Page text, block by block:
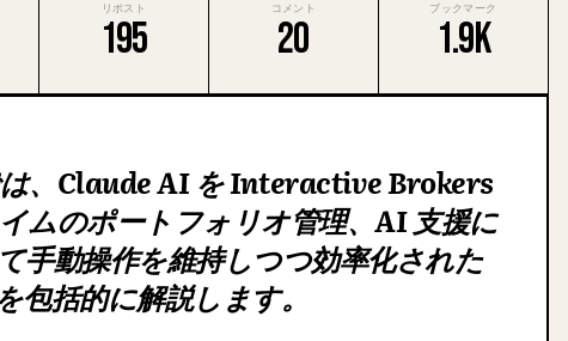
リポスト
195
コメント
20
ブックマーク
1.9K
、Claude AI を Interactive Brokers
ムのポートフォリオ管理、AI 支援に
手動操作を維持しつつ効率化された
包括的に解説します。